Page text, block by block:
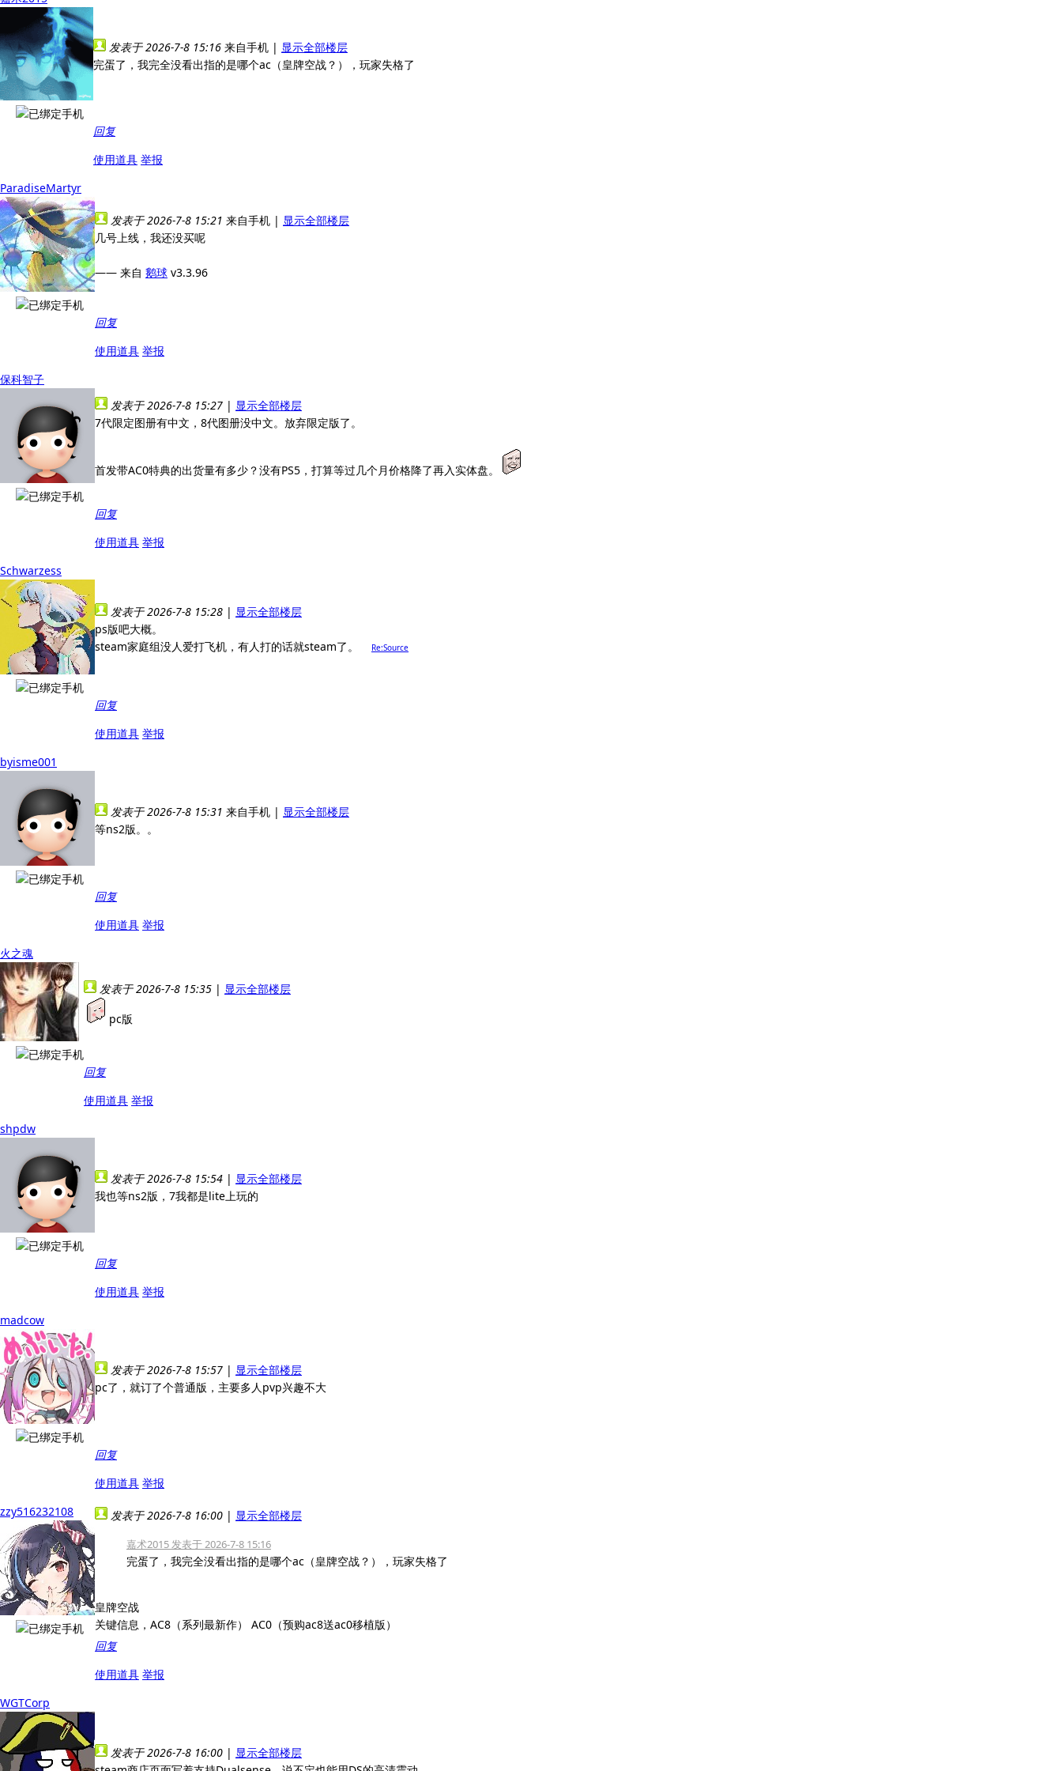
发表于 2026-7-8 15:16 来自手机 | 显示全部楼层
完蛋了，我完全没看出指的是哪个ac（皇牌空战？），玩家失格了
回复
使用道具 举报
ParadiseMartyr
发表于 2026-7-8 15:21 来自手机 | 显示全部楼层
几号上线，我还没买呢
—— 来自 鹅球 v3.3.96
回复
使用道具 举报
保科智子
发表于 2026-7-8 15:27 | 显示全部楼层
7代限定图册有中文，8代图册没中文。放弃限定版了。
首发带AC0特典的出货量有多少？没有PS5，打算等过几个月价格降了再入实体盘。
回复
使用道具 举报
Schwarzess
发表于 2026-7-8 15:28 | 显示全部楼层
ps版吧大概。
steam家庭组没人爱打飞机，有人打的话就steam了。
Re:Source
回复
使用道具 举报
byisme001
发表于 2026-7-8 15:31 来自手机 | 显示全部楼层
等ns2版。。
回复
使用道具 举报
火之魂
发表于 2026-7-8 15:35 | 显示全部楼层
pc版
回复
使用道具 举报
shpdw
发表于 2026-7-8 15:54 | 显示全部楼层
我也等ns2版，7我都是lite上玩的
回复
使用道具 举报
madcow
发表于 2026-7-8 15:57 | 显示全部楼层
pc了，就订了个普通版，主要多人pvp兴趣不大
回复
使用道具 举报
zzy516232108
发表于 2026-7-8 16:00 | 显示全部楼层
嘉术2015 发表于 2026-7-8 15:16
完蛋了，我完全没看出指的是哪个ac（皇牌空战？），玩家失格了
皇牌空战
关键信息，AC8（系列最新作） AC0（预购ac8送ac0移植版）
回复
使用道具 举报
WGTCorp
发表于 2026-7-8 16:00 | 显示全部楼层